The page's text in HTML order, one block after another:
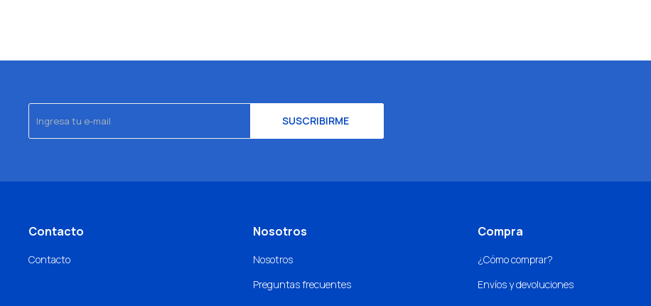
SUSCRIBIRME
Contacto
Contacto
Nosotros
Nosotros
Preguntas frecuentes
Compra
¿Cómo comprar?
Envíos y devoluciones